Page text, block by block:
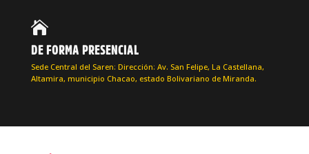

DE FORMA PRESENCIAL
Sede Central del Saren: Dirección: Av. San Felipe, La Castellana,
Altamira, municipio Chacao, estado Bolivariano de Miranda.